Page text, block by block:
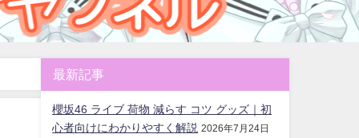
最新記事
櫻坂46 ライブ 荷物 減らす コツ グッズ｜初
心者向けにわかりやすく解説 2026年7月24日